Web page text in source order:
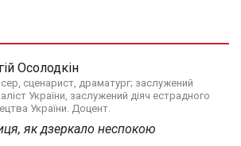
Осолодкін
сценарист, драматург; заслужений
України, заслужений діяч естрадного
України. Доцент.
як дзеркало неспокою